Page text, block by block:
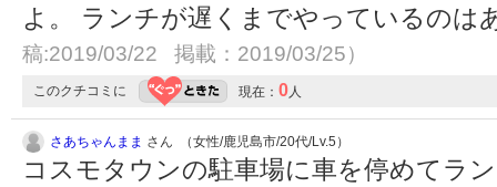
よ。 ランチが遅くまでやっているのは
稿:2019/03/22 掲載：2019/03/25）
このクチコミに 現在： 0人
さあちゃんまま さん （女性/鹿児島市/20代/Lv.5）
コスモタウンの駐車場に車を停めてラ